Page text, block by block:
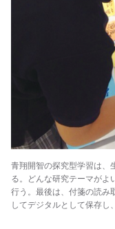
青翔開智の探究型学習は、
る。どんな研究テーマがよ
行う。最後は、付箋の読
してデジタルとして保存し